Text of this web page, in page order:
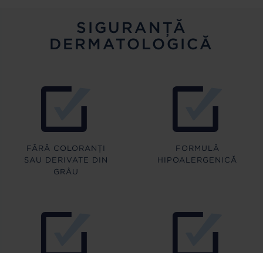
SIGURANȚĂ
DERMATOLOGICĂ
FĂRĂ COLORANȚI
SAU DERIVATE DIN
GRÂU
FORMULĂ
HIPOALERGENICĂ